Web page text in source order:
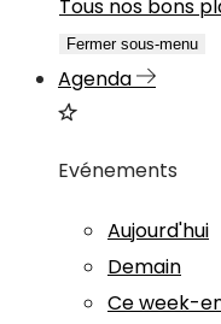
Tous nos bons
Fermer sous-menu
Agenda
Evénements
Aujourd'hui
Demain
Ce week-